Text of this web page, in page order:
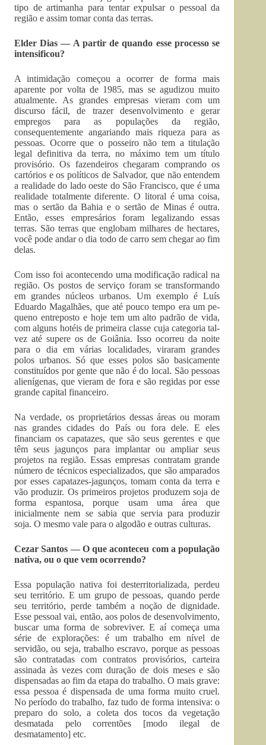
tipo de artimanha para tentar expulsar o pessoal da
região e assim tomar conta das terras.
Elder Dias — A partir de quando esse processo se
intensificou?
A intimidação começou a ocorrer de forma mais
aparente por volta de 1985, mas se agudizou muito
atualmente. As grandes empresas vieram com um
discurso fácil, de trazer desenvolvimento e gerar
empregos para as populações da região,
consequentemente angariando mais riqueza para as
pessoas. Ocorre que o posseiro não tem a titulação
legal definitiva da terra, no máximo tem um título
provisório. Os fazendeiros chegaram comprando os
cartórios e os políticos de Salvador, que não entendem
a realidade do lado oeste do São Francisco, que é uma
realidade totalmente diferente. O litoral é uma coisa,
mas o sertão da Bahia e o sertão de Minas é outra.
Então, esses empresários foram legalizando essas
terras. São terras que englobam milhares de hectares,
você pode andar o dia todo de carro sem chegar ao fim
delas.
Com isso foi acontecendo uma modificação radical na
região. Os postos de serviço foram se transformando
em grandes núcleos urbanos. Um exemplo é Luís
Eduardo Maga­lhães, que até pouco tempo era um pe­
queno entreposto e hoje tem um al­to padrão de vida,
com alguns ho­téis de primeira classe cuja categoria tal­­
vez até supere os de Goiânia. Isso ocorreu da noite
para o dia em várias localidades, viraram grandes
polos ur­banos. Só que esses polos são basicamente
constituídos por gente que não é do local. São pessoas
alienígenas, que vieram de fora e são regidas por esse
grande capital financeiro.
Na verdade, os proprietários dessas áreas ou moram
nas grandes cidades do País ou fora dele. E eles
financiam os capatazes, que são seus gerentes e que
têm seus jagunços para implantar ou ampliar seus
projetos na região. Essas empresas contratam grande
número de técnicos especializados, que são amparados
por esses capatazes-jagunços, tomam conta da terra e
vão produzir. Os primeiros projetos produzem soja de
forma espantosa, porque usam uma área que
inicialmente nem se sabia que servia para produzir
soja. O mesmo vale para o algodão e outras culturas.
Cezar Santos — O que aconteceu com a população
nativa, ou o que vem ocorrendo?
Essa população nativa foi desterritorializada, perdeu
seu território. E um grupo de pessoas, quando perde
seu território, perde também a noção de dignidade.
Esse pessoal vai, então, aos polos de desenvolvimento,
buscar uma forma de sobreviver. E aí começa uma
série de explorações: é um trabalho em nível de
servidão, ou seja, trabalho escravo, porque as pessoas
são contratadas com contratos provisórios, carteira
assinada às vezes com duração de dois meses e são
dispensadas ao fim da etapa do trabalho. O mais grave:
essa pessoa é dispensada de uma forma muito cruel.
No período do trabalho, faz tudo de forma intensiva: o
preparo do solo, a coleta dos tocos da vegetação
desmatada pelo correntões [modo ilegal de
desmatamento] etc.